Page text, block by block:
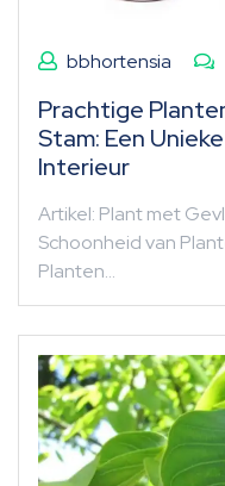
bbhortensia
Prachtige
Stam: Een
Interieur
Artikel: Plant met
Schoonheid van
Planten…